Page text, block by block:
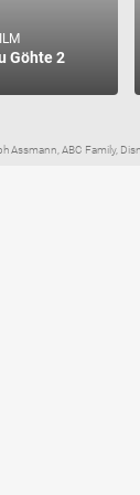
Göhte 2
Assmann, ABC Family,